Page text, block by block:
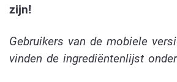
zijn!
Gebruikers van de mobiele
vinden de ingrediëntenlijst